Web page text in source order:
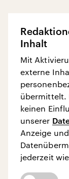
Inhalt
Mit
externe
übermittelt.
keinen
unserer
Anzeige
jederzeit